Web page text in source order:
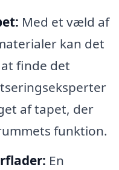
Med et væld af
kan det
finde det
af tapet, der
funktion.
En